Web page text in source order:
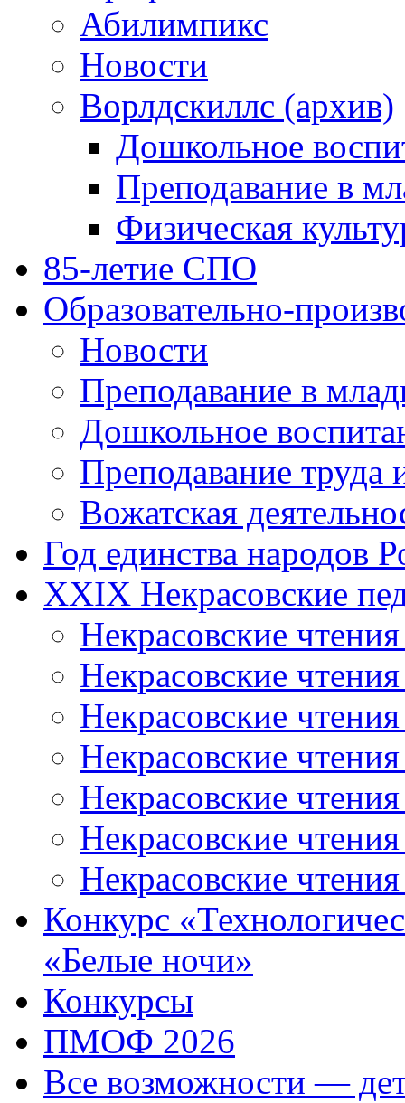
Абилимпикс
Новости
Ворлдскиллс (архив)
Дошкольное
Преподавание в
Физическая
85-летие СПО
Образовательно-
Новости
Преподавание в
Дошкольное
Преподавание труда
Вожатская
Год единства народов
XXIX Некрасовские
Некрасовские
Некрасовские
Некрасовские
Некрасовские
Некрасовские
Некрасовские
Некрасовские
Конкурс
«Белые ночи»
Конкурсы
ПМОФ 2026
Все возможности —